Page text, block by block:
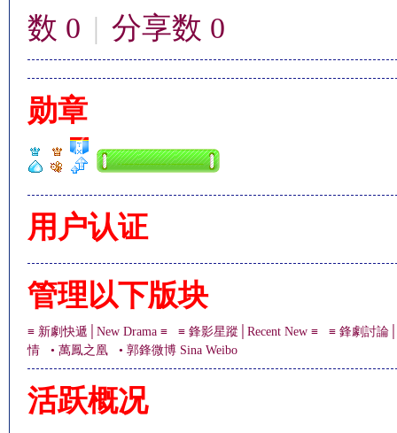
数 0 | 分享数 0
勋章
用户认证
管理以下版块
≡ 新劇快遞│New Drama ≡ ≡ 鋒影星蹤│Recent New ≡
≡ 鋒劇討論
情
• 萬鳳之凰 • 郭鋒微博 Sina Weibo
活跃概况